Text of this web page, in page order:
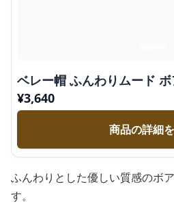
ベレー帽 ふんわりムード
¥3,640
商品の詳細
ふんわりとした優しい質感のボ
す。